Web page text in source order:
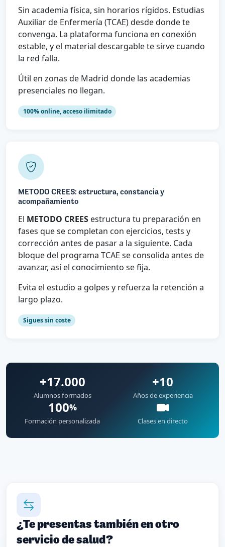
Sin academia física, sin horarios rígidos. Estudias
Auxiliar de Enfermería (TCAE) desde donde te
convenga. La plataforma funciona en conexión
estable, y el material descargable te sirve cuando
la red falla.
Útil en zonas de Madrid donde las academias
presenciales no llegan.
100% online, acceso ilimitado
METODO CREES: estructura, constancia y
acompañamiento
El METODO CREES estructura tu preparación en
fases que se completan con ejercicios, tests y
corrección antes de pasar a la siguiente. Cada
bloque del programa TCAE se consolida antes de
avanzar, así el conocimiento se fija.
Evita el estudio a golpes y refuerza la retención a
largo plazo.
Sigues sin coste
+17.000
Alumnos formados
+10
Años de experiencia
100%
Formación personalizada Clases en directo
¿Te presentas también en otro
servicio de salud?